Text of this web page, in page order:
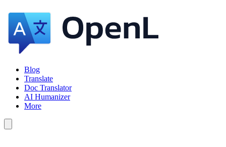
Blog
Translate
Doc Translator
AI Humanizer
More